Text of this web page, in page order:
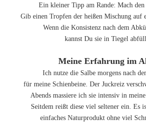
Ein kleiner Tipp am Rande: Mach den
Gib einen Tropfen der heißen Mischung auf
Wenn die Konsistenz nach dem
kannst Du sie in Tiegel
Meine Erfahrung im
Ich nutze die Salbe morgens nach
für meine Schienbeine. Der Juckreiz
Abends massiere ich sie intensiv in
Seitdem reißt diese viel seltener ein. Es
einfaches Naturprodukt ohne viel